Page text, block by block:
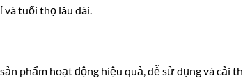
và tuổi thọ lâu dài.
phẩm hoạt động hiệu quả, dễ sử dụng và cải